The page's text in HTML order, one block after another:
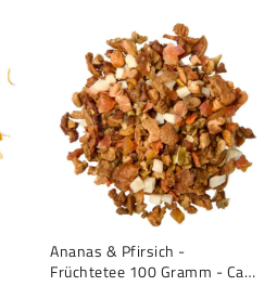
Ananas & Pfirsich -
Früchtetee 100 Gramm - Café